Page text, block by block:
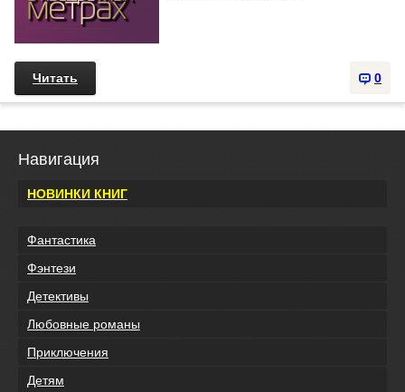
0
Читать
Навигация
НОВИНКИ КНИГ
Фантастика
Фэнтези
Детективы
Любовные романы
Приключения
Детям